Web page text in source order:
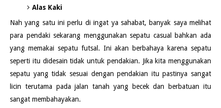
Alas Kaki
Nah yang satu ini perlu di ingat ya sahabat, banyak saya melihat
para pendaki sekarang menggunakan sepatu casual bahkan ada
yang memakai sepatu futsal. Ini akan berbahaya karena sepatu
seperti itu didesain tidak untuk pendakian. Jika kita menggunakan
sepatu yang tidak sesuai dengan pendakian itu pastinya sangat
licin terutama pada jalan tanah yang becek dan berbatuan itu
sangat membahayakan.